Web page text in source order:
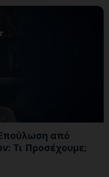
από
Τι Προσέχουμε;